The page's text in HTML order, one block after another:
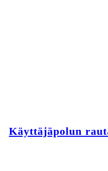
Käyttäjäpolun